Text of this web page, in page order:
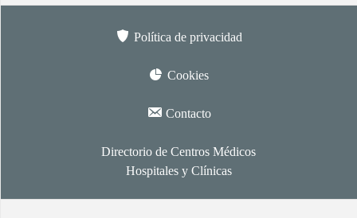
Política de privacidad
Cookies
Contacto
Directorio de Centros Médicos
Hospitales y Clínicas